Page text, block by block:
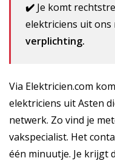
✔️ Je komt
elektriciens uit ons
verplichting.
Via Elektricien.com
elektriciens uit Asten
netwerk. Zo vind je
vakspecialist. Het
één minuutje. Je krijgt